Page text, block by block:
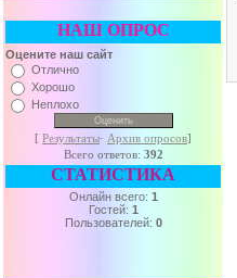
НАШ ОПРОС
Оцените наш сайт
Отлично
Хорошо
Неплохо
[ Результаты· Архив опросов]
Всего ответов: 392
СТАТИСТИКА
Онлайн всего: 1
Гостей: 1
Пользователей: 0